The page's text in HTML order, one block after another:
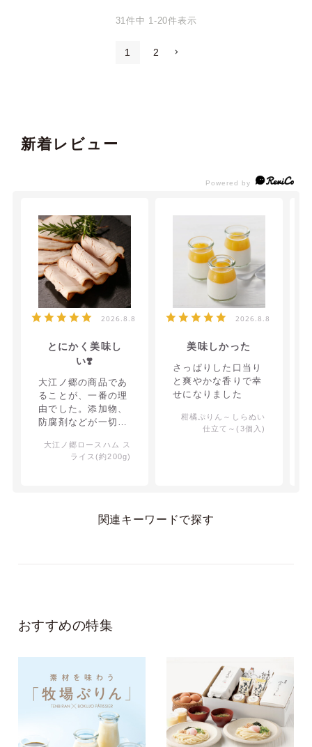
31件中 1 -20件表示
1 2
新着レビュー
2026.8.8
とにかく美味し
い❣️
大江ノ郷の商品であ
ることが、一番の理
由でした。添加物、
防腐剤などが一切入
た。身体に良いもの
ということ．ハムも
大江ノ郷ロースハム ス
ライス(約200g)
2026.8.8
美味しかった
さっぱりした口当り
と爽やかな香りで幸
せになりました
柑橘ぷりん～しらぬい
仕立て～(3個入)
関連キーワードで探す
おすすめの特集